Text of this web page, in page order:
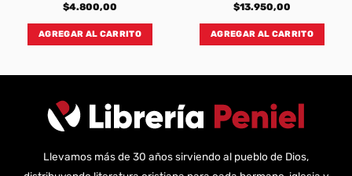
$4.800,00
AGREGAR AL CARRITO
$13.950,00
AGREGAR AL CARRITO
Llevamos más de 30 años sirviendo al pueblo de Dios,